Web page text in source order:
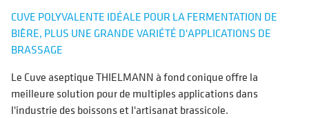
CUVE POLYVALENTE IDÉALE POUR LA FERMENTATION DE
BIÈRE, PLUS UNE GRANDE VARIÉTÉ D'APPLICATIONS DE
BRASSAGE
Le Cuve aseptique THIELMANN à fond conique offre la
meilleure solution pour de multiples applications dans
l'industrie des boissons et l'artisanat brassicole.